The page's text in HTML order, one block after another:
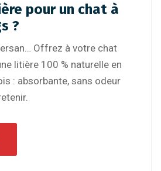
pour un chat à
?
Offrez à votre chat
litière 100 % naturelle en
: absorbante, sans odeur